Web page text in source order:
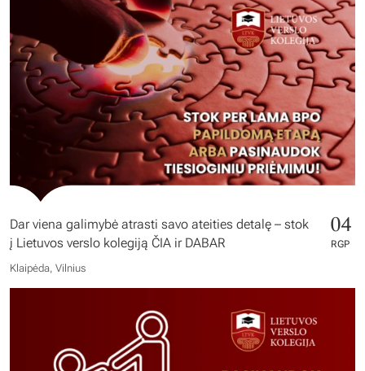
Dar viena galimybė atrasti savo ateities detalę – stok
į Lietuvos verslo kolegiją ČIA ir DABAR
04
RGP
Klaipėda, Vilnius